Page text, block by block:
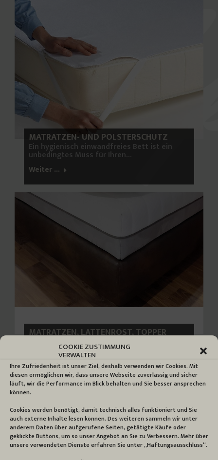
COOKIE ZUSTIMMUNG
VERWALTEN
Ihre Zufriedenheit ist unser Ziel, deshalb verwenden wir Cookies. Mit
diesen ermöglichen wir, dass unsere Webseite zuverlässig und sicher
läuft, wir die Performance im Blick behalten und Sie besser ansprechen
können.
Cookies werden benötigt, damit technisch alles funktioniert und Sie
auch externe Inhalte lesen können. Des weiteren sammeln wir unter
anderem Daten über aufgerufene Seiten, getätigte Käufe oder
geklickte Buttons, um so unser Angebot an Sie zu Verbessern. Mehr über
unsere verwendeten Dienste erfahren Sie unter „Haftungsausschluss“.
MATRATZEN- UND POLSTERSCHUTZ
Ein hygienisch einwandfreies Bett ist ein
unbedingtes Muss für Ihren…
Weiter ...
MATRATZEN, LATTENROST, TOPPER
Taschenfederkern, Kaltschaum,
Komfortschaum oder viscoelastische
Matratzen mit dem passenden Lattenrost –
…
Weiter ...